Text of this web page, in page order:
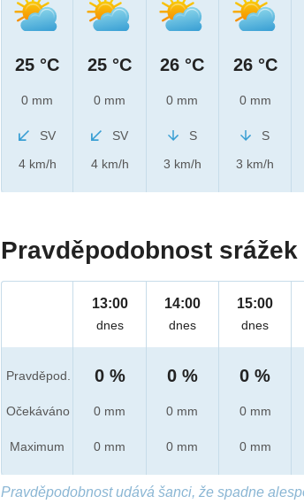
25 °C
0 mm
SV
4 km/h
25 °C
0 mm
SV
4 km/h
26 °C
0 mm
S
3 km/h
26 °C
0 mm
S
3 km/h
Pravděpodobnost
Pravděpod.
Očekáváno
Maximum
13:00
dnes
0 %
0 mm
0 mm
14:00
dnes
0 %
0 mm
0 mm
15:00
dnes
0 %
0 mm
0 mm
Pravděpodobnost udává šanci, že spadne